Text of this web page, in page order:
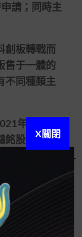
請；同時主
板轉戰而
售于一體的
不同種類主
年1月上會
銘股份撤回
年6月轉戰
金健、蔡
此外，上市
X關閉